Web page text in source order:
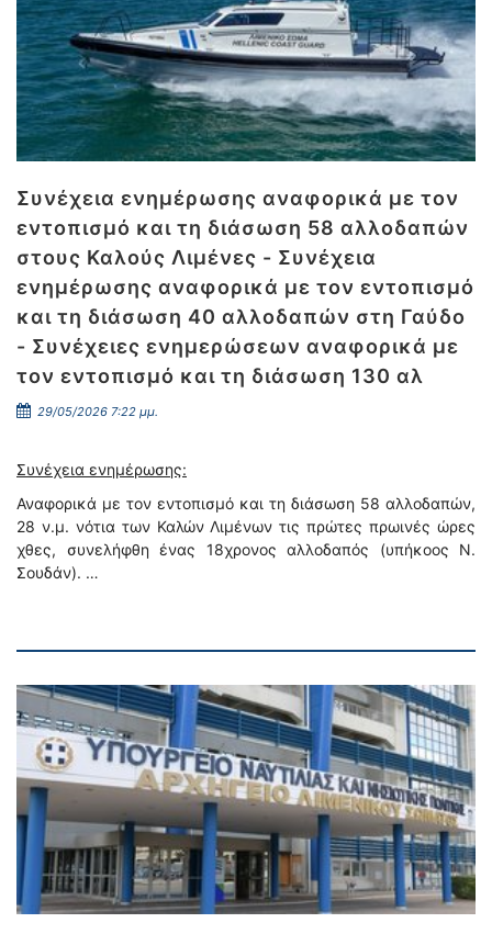
Συνέχεια ενημέρωσης αναφορικά με τον
εντοπισμό και τη διάσωση 58 αλλοδαπών
στους Καλούς Λιμένες - Συνέχεια
ενημέρωσης αναφορικά με τον εντοπισμό
και τη διάσωση 40 αλλοδαπών στη Γαύδο
- Συνέχειες ενημερώσεων αναφορικά με
τον εντοπισμό και τη διάσωση 130 αλ
29/05/2026 7:22 μμ.
Συνέχεια ενημέρωσης:
Αναφορικά με τον εντοπισμό και τη διάσωση 58 αλλοδαπών,
28 ν.μ. νότια των Καλών Λιμένων τις πρώτες πρωινές ώρες
χθες, συνελήφθη ένας 18χρονος αλλοδαπός (υπήκοος Ν.
Σουδάν). …